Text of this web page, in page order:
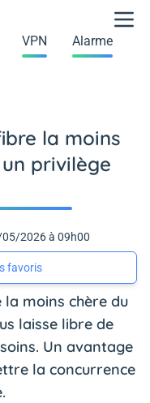
VPN Alarme
la moins
privilège
05/2026 à 09h00
favoris
moins chère du
laisse libre de
Un avantage
la concurrence